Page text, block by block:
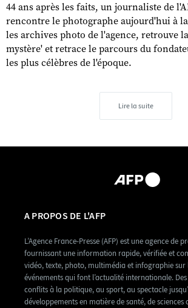
44 ans après les faits, un journaliste de
rencontre le photographe aujourd'hui à
les archives photo de l'agence, retrouve
mystère' et retrace le parcours du
les plus célèbres de l'époque.
Lire la suite
A PROPOS DE L'AFP
L’Agence France-Presse (AFP) est une agence de
fournissant une information rapide, vérifiée et
vidéo, texte, photo, multimédia et infographie sur
événements qui font l’actualité internationale.
conflits à la politique, au sport, au spectacle
développements en matière de santé, de sciences